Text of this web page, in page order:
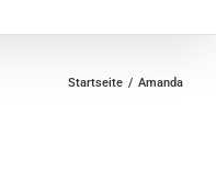
Startseite Amanda